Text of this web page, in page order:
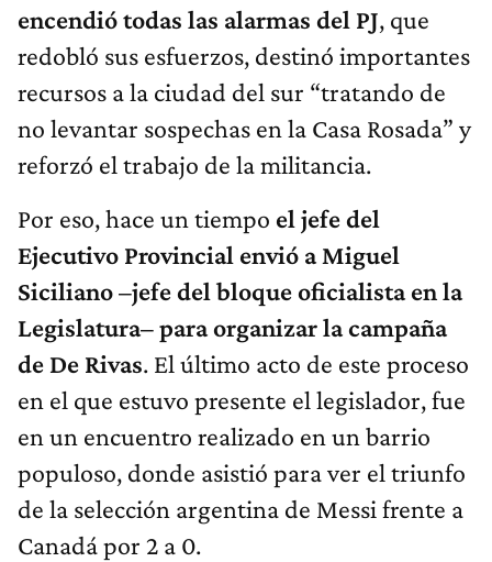
encendió todas las alarmas del PJ, que
redobló sus esfuerzos, destinó importantes
recursos a la ciudad del sur “tratando de
no levantar sospechas en la Casa Rosada” y
reforzó el trabajo de la militancia.
Por eso, hace un tiempo el jefe del
Ejecutivo Provincial envió a Miguel
Siciliano –jefe del bloque oficialista en la
Legislatura– para organizar la campaña
de De Rivas. El último acto de este proceso
en el que estuvo presente el legislador, fue
en un encuentro realizado en un barrio
populoso, donde asistió para ver el triunfo
de la selección argentina de Messi frente a
Canadá por 2 a 0.